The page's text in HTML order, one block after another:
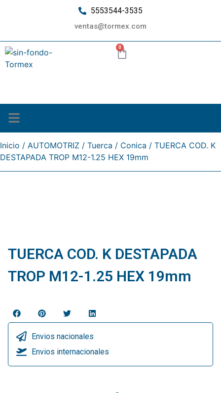
5553544-3535
ventas@tormex.com
0
Inicio / AUTOMOTRIZ / Tuerca / Conica / TUERCA COD. K
DESTAPADA TROP M12-1.25 HEX 19mm
TUERCA COD. K DESTAPADA
TROP M12-1.25 HEX 19mm
Envios nacionales
Envios internacionales